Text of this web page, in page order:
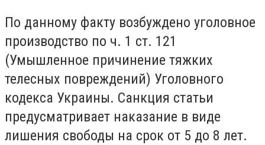
По данному факту возбуждено уголовное
производство по ч. 1 ст. 121
(Умышленное причинение тяжких
телесных повреждений) Уголовного
кодекса Украины. Санкция статьи
предусматривает наказание в виде
лишения свободы на срок от 5 до 8 лет.